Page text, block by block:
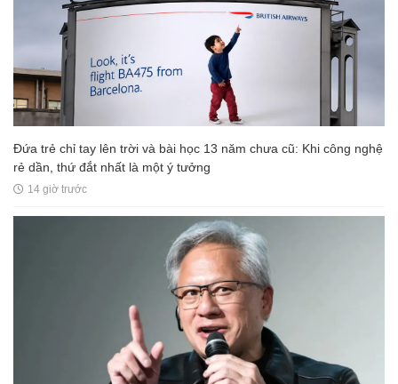
Đứa trẻ chỉ tay lên trời và bài học 13 năm chưa cũ: Khi công nghệ
rẻ dần, thứ đắt nhất là một ý tưởng
14 giờ trước